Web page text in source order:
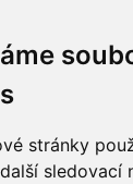
stránky
sledovací